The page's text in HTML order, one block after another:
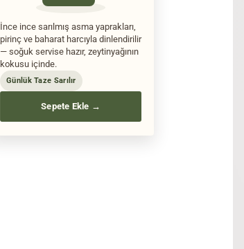
İnce ince sarılmış asma yaprakları,
pirinç ve baharat harcıyla dinlendirilir
— soğuk servise hazır, zeytinyağının
kokusu içinde.
Günlük Taze Sarılır
Sepete Ekle →